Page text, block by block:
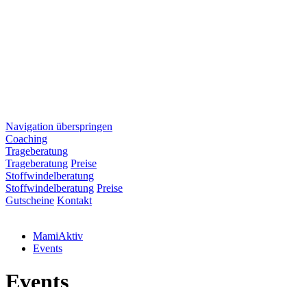
Navigation überspringen
Coaching
Trageberatung
Trageberatung Preise
Stoffwindelberatung
Stoffwindelberatung Preise
Gutscheine Kontakt
MamiAktiv
Events
Events